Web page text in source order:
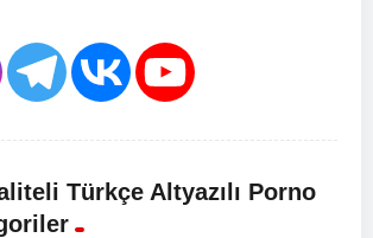
Türkçe Altyazılı Porno